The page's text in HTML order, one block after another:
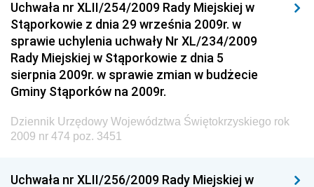
Środowiska
Dziennik Urzędowy Ministerstwa Administracji,
Gospodarki Terenowej i Ochrony Środowiska
Dziennik Urzędowy Ministerstwa Administracji i
Gospodarki Przestrzennej
Dziennik Urzędowy Unii Europejskiej, L
Dziennik Urzędowy Ministerstwa Komunikacji
Chemicznego i Lekkiego
Uchwała nr XLII/254/2009 Rady Miejskiej w
Stąporkowie z dnia 29 września 2009r. w
sprawie uchylenia uchwały Nr XL/234/2009
Rady Miejskiej w Stąporkowie z dnia 5
sierpnia 2009r. w sprawie zmian w budżecie
Gminy Stąporków na 2009r.
Dziennik Urzędowy Województwa Świętokrzyskiego rok
2009 nr 474 poz. 3451
Uchwała nr XLII/256/2009 Rady Miejskiej w